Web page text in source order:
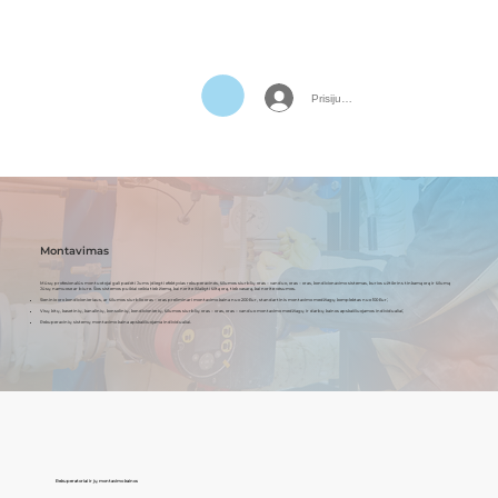
Prisijungti
Montavimas
Mūsų profesionalūs montuotojai gali padėti Jums įdiegti efektyvias rekuperacinės, šilumos siurblių oras – vanduo, oras – oras, kondicionavimo sistemas, kurios užtikrins tinkamą orą ir šilumą
Jūsų namuose ar biure. Šios sistemos puikiai veikia tiek žiemą, kai norite išlaikyti šiltą orą, tiek vasarą, kai norite vėsumos.
Sieninio oro kondicionieriaus, ar šilumos siurblio oras – oras preliminari montavimo kaina nuo 200 Eur, standartinis montavimo medžiagų komplektas nuo 100 Eur;
Visų kitų, kasetinių, kanalinių, konsolinių, kondicionierių, šilumos siurblių oras – oras, oras – vanduo montavimo medžiagų ir darbų kainos apskaičiuojamos individualiai;
Rekuperacinių sistemų montavimo kaina apskaičiuojama individualiai.
Rekuperatoriai ir jų montavimo kainos